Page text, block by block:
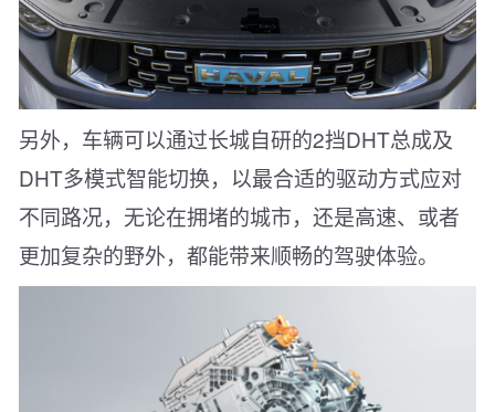
另外，车辆可以通过长城自研的2挡DHT总成及
DHT多模式智能切换，以最合适的驱动方式应对
不同路况，无论在拥堵的城市，还是高速、或者
更加复杂的野外，都能带来顺畅的驾驶体验。